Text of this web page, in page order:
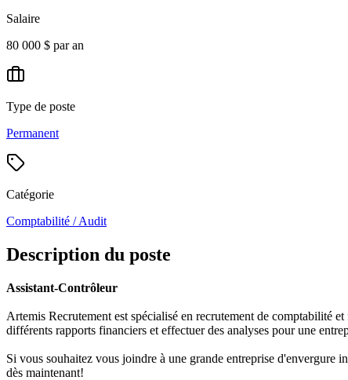
Salaire
80 000 $ par an
Type de poste
Permanent
Catégorie
Comptabilité / Audit
Description du poste
Assistant-Contrôleur
Artemis Recrutement est spécialisé en recrutement de comptabilité
différents rapports financiers et effectuer des analyses pour une
Si vous souhaitez vous joindre à une grande entreprise d'envergure
dès maintenant!